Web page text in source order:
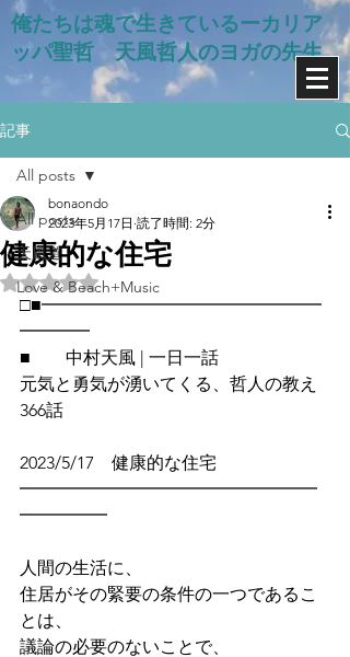
俺たちは魂で生きているー​カリア
ッパ聖哲 天風哲人のヨガの先生
記事
All posts
天風道
Love & Beach+Music
All posts
健康的な住宅
bonaondo
2023年5月17日 読了時間: 2分
5つ星のうちNaNと評価されています。
□■━━━━━━━━━━━━━━━━
━━━━
■　　中村天風 | 一日一話
元気と勇気が湧いてくる、哲人の教え
366話
2023/5/17　健康的な住宅
━━━━━━━━━━━━━━━━━
━━━━━
人間の生活に、
住居がその緊要の条件の一つであるこ
とは、
議論の必要のないことで、